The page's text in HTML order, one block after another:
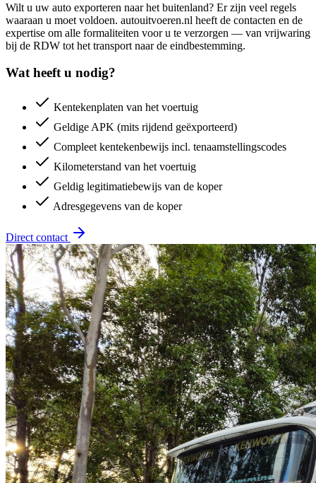
Wilt u uw auto exporteren naar het buitenland? Er zijn veel regels
waaraan u moet voldoen. autouitvoeren.nl heeft de contacten en de
expertise om alle formaliteiten voor u te verzorgen — van vrijwaring
bij de RDW tot het transport naar de eindbestemming.
Wat heeft u nodig?
Kentekenplaten van het voertuig
Geldige APK (mits rijdend geëxporteerd)
Compleet kentekenbewijs incl. tenaamstellingscodes
Kilometerstand van het voertuig
Geldig legitimatiebewijs van de koper
Adresgegevens van de koper
Direct contact